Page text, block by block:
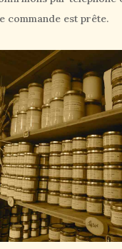
commande est prête.